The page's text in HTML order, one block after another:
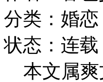
分类：婚恋
状态：连载
本文属爽